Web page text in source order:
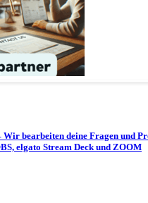
bearbeiten deine Fragen und
elgato Stream Deck und ZOOM